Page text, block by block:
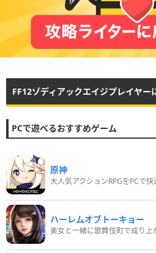
FF12ゾディアックエイジプレイヤー
PCで遊べるおすすめゲーム
原神
大人気アクションRPGをPCで快
ハーレムオブトーキョー
美女と一緒に歌舞伎町で成り上